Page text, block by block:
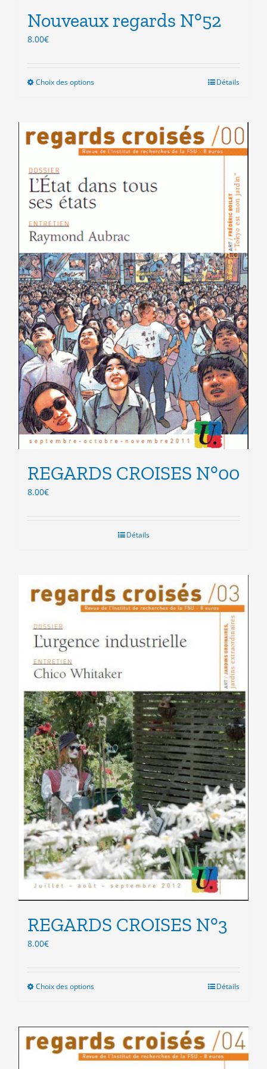
Nouveaux regards N°52
8.00€
Choix des optionsCe
variations.
Les
être
choisies
page
du
produit
Détails
REGARDS CROISES N°00
8.00€
Détails
REGARDS CROISES N°3
8.00€
Choix des optionsCe
plusieurs
variations.
Les
Détails